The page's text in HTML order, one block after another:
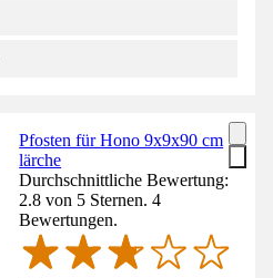
Pfosten für Hono 9x9x90 cm
lärche
Durchschnittliche Bewertung:
2.8 von 5 Sternen. 4
Bewertungen.